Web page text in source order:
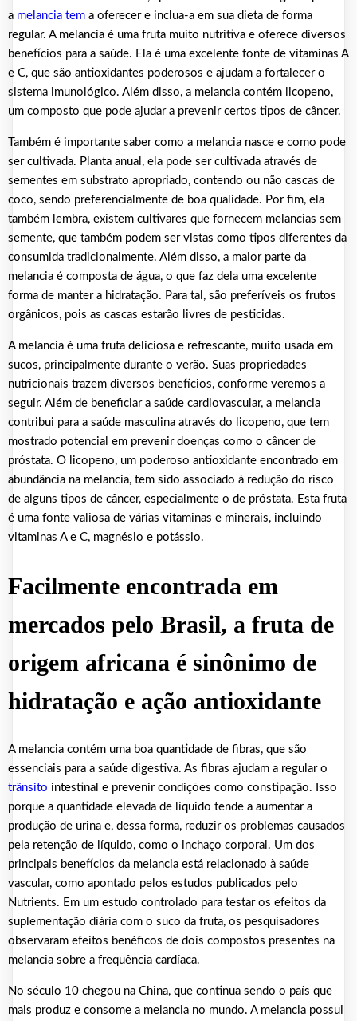
a melancia tem a oferecer e inclua-a em sua dieta de forma
regular. A melancia é uma fruta muito nutritiva e oferece diversos
benefícios para a saúde. Ela é uma excelente fonte de vitaminas A
e C, que são antioxidantes poderosos e ajudam a fortalecer o
sistema imunológico. Além disso, a melancia contém licopeno,
um composto que pode ajudar a prevenir certos tipos de câncer.
Também é importante saber como a melancia nasce e como pode
ser cultivada. Planta anual, ela pode ser cultivada através de
sementes em substrato apropriado, contendo ou não cascas de
coco, sendo preferencialmente de boa qualidade. Por fim, ela
também lembra, existem cultivares que fornecem melancias sem
semente, que também podem ser vistas como tipos diferentes da
consumida tradicionalmente. Além disso, a maior parte da
melancia é composta de água, o que faz dela uma excelente
forma de manter a hidratação. Para tal, são preferíveis os frutos
orgânicos, pois as cascas estarão livres de pesticidas.
A melancia é uma fruta deliciosa e refrescante, muito usada em
sucos, principalmente durante o verão. Suas propriedades
nutricionais trazem diversos benefícios, conforme veremos a
seguir. Além de beneficiar a saúde cardiovascular, a melancia
contribui para a saúde masculina através do licopeno, que tem
mostrado potencial em prevenir doenças como o câncer de
próstata. O licopeno, um poderoso antioxidante encontrado em
abundância na melancia, tem sido associado à redução do risco
de alguns tipos de câncer, especialmente o de próstata. Esta fruta
é uma fonte valiosa de várias vitaminas e minerais, incluindo
vitaminas A e C, magnésio e potássio.
Facilmente encontrada em
mercados pelo Brasil, a fruta de
origem africana é sinônimo de
hidratação e ação antioxidante
A melancia contém uma boa quantidade de fibras, que são
essenciais para a saúde digestiva. As fibras ajudam a regular o
trânsito intestinal e prevenir condições como constipação. Isso
porque a quantidade elevada de líquido tende a aumentar a
produção de urina e, dessa forma, reduzir os problemas causados
pela retenção de líquido, como o inchaço corporal. Um dos
principais benefícios da melancia está relacionado à saúde
vascular, como apontado pelos estudos publicados pelo
Nutrients. Em um estudo controlado para testar os efeitos da
suplementação diária com o suco da fruta, os pesquisadores
observaram efeitos benéficos de dois compostos presentes na
melancia sobre a frequência cardíaca.
No século 10 chegou na China, que continua sendo o país que
mais produz e consome a melancia no mundo. A melancia possui